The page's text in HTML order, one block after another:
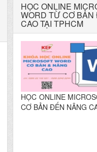
HỌC ONLINE
WORD TỪ CƠ
CAO TẠI TPHCM
HỌC ONLINE
CƠ BẢN ĐẾN NÂNG